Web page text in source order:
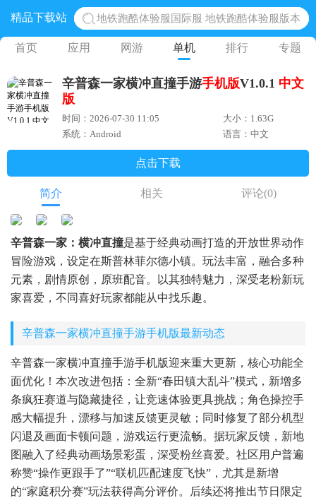
精品下载站
地铁跑酷体验服国际服 地铁跑酷体验服版本
网易光遇手游正版 点亮星空共庆周年
黎明觉醒生机腾讯正版 黎明觉醒生机国际服
蛋仔派对下载 蛋仔派对体验服
首页 应用 网游 单机 排行 专题
辛普森一家横冲直撞手游手机版V1.0.1 中文
版
时间：2026-07-30 11:05
大小：1.63G
系统：Android
语言：中文
点击下载
简介 相关 评论(0)
辛普森一家：横冲直撞是基于经典动画打造的开放世界动作
冒险游戏，设定在斯普林菲尔德小镇。玩法丰富，融合多种
元素，剧情原创，原班配音。以其独特魅力，深受老粉新玩
家喜爱，不同喜好玩家都能从中找乐趣。
辛普森一家横冲直撞手游手机版最新动态
辛普森一家横冲直撞手游手机版迎来重大更新，核心功能全
面优化！本次改进包括：全新“春田镇大乱斗”模式，新增多
条疯狂赛道与隐藏捷径，让竞速体验更具挑战；角色操控手
感大幅提升，漂移与加速反馈更灵敏；同时修复了部分机型
闪退及画面卡顿问题，游戏运行更流畅。据玩家反馈，新地
图融入了经典动画场景彩蛋，深受粉丝喜爱。社区用户普遍
称赞“操作更跟手了”“联机匹配速度飞快”，尤其是新增
的“家庭积分赛”玩法获得高分评价。后续还将推出节日限定